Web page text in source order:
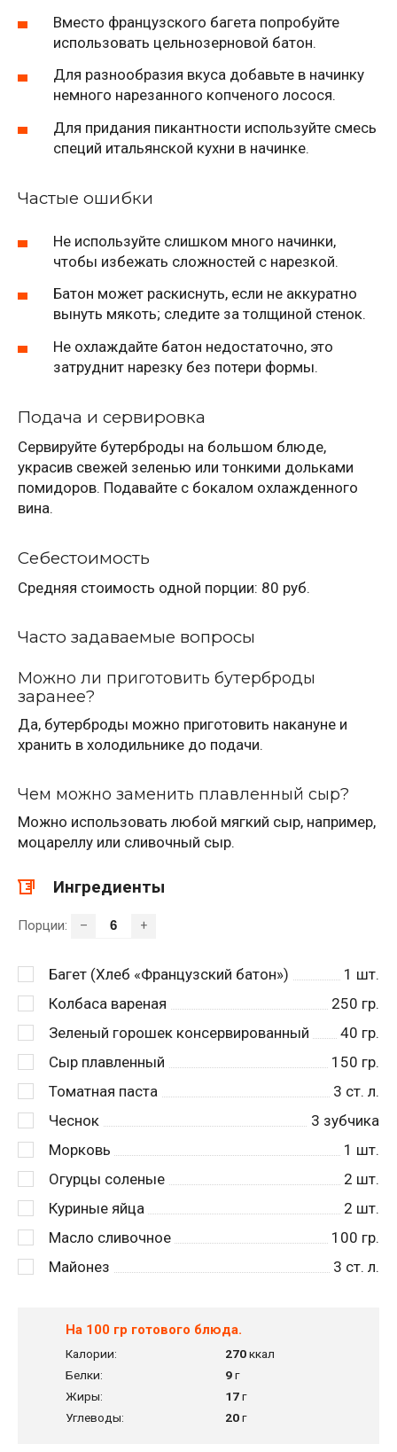
Вместо французского багета попробуйте
использовать цельнозерновой батон.
Для разнообразия вкуса добавьте в начинку
немного нарезанного копченого лосося.
Для придания пикантности используйте смесь
специй итальянской кухни в начинке.
Частые ошибки
Не используйте слишком много начинки,
чтобы избежать сложностей с нарезкой.
Батон может раскиснуть, если не аккуратно
вынуть мякоть; следите за толщиной стенок.
Не охлаждайте батон недостаточно, это
затруднит нарезку без потери формы.
Подача и сервировка
Сервируйте бутерброды на большом блюде,
украсив свежей зеленью или тонкими дольками
помидоров. Подавайте с бокалом охлажденного
вина.
Себестоимость
Средняя стоимость одной порции: 80 руб.
Часто задаваемые вопросы
Можно ли приготовить бутерброды
заранее?
Да, бутерброды можно приготовить накануне и
хранить в холодильнике до подачи.
Чем можно заменить плавленный сыр?
Можно использовать любой мягкий сыр, например,
моцареллу или сливочный сыр.
Ингредиенты
Порции: – +
Багет (Хлеб «Французский батон») 1 шт.
Колбаса вареная
250 гр.
Зеленый горошек консервированный
40 гр.
Сыр плавленный
150 гр.
Томатная паста
3 ст. л.
Чеснок
3 зубчика
Морковь
1 шт.
Огурцы соленые
2 шт.
Куриные яйца
2 шт.
Масло сливочное
100 гр.
Майонез
3 ст. л.
На 100 гр готового блюда.
Калории: 270ккал
Белки:
9г
Жиры:
17г
Углеводы:
20г